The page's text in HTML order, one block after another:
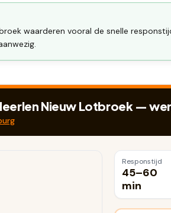
waarderen vooral de snelle
Nieuw Lotbroek—
Responstijd
45–60
min